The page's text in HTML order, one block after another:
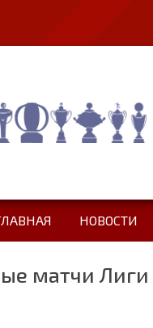
НОВОСТИ
матчи